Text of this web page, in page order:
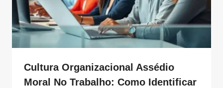
Cultura Organizacional Assédio
Moral No Trabalho: Como Identificar